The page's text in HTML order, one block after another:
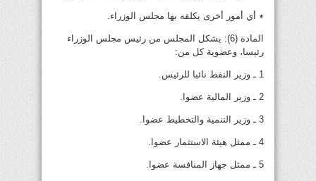
٭ أي أمور أخرى يكلفه بها مجلس الوزراء.
المادة (6): يشكل المجلس من رئيس مجلس الوزراء
رئيسا، وعضوية كل من:
1 ـ وزير النفط نائبا للرئيس.
2 ـ وزير المالية عضوا.
3 ـ وزير التنمية والتخطيط عضوا.
4 ـ ممثل هيئة الاستثمار عضوا.
5 ـ ممثل جهاز المنافسة عضوا.